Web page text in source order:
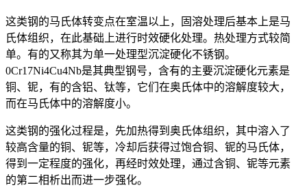
这类钢的马氏体转变点在室温以上，固溶处理后基本上是马
氏体组织，在此基础上进行时效硬化处理。热处理方式较简
单。有的又称其为单一处理型沉淀硬化不锈钢。
0Cr17Ni4Cu4Nb是其典型钢号，含有的主要沉淀硬化元素是
铜、铌，有的含铝、钛等，它们在奥氏体中的溶解度较大，
而在马氏体中的溶解度小。
这类钢的强化过程是，先加热得到奥氏体组织，其中溶入了
较高含量的铜、铌等，冷却后获得过饱合铜、铌的马氏体，
得到一定程度的强化，再经时效处理，通过含铜、铌等元素
的第二相析出而进一步强化。